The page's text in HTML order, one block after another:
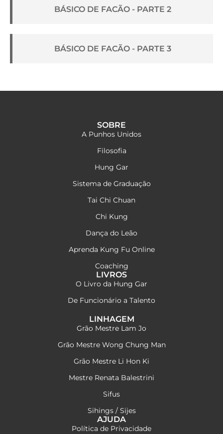
BÁSICO DE FACÃO - PARTE 2
BÁSICO DE FACÃO - PARTE 3
SOBRE
A Punhos Unidos
Filosofia
Hung Gar
Sistema de Graduação
Tai Chi Chuan
Chi Kung
Dança do Leão
Aprenda Kung Fu Online
Coaching
LIVROS
O Livro da Hung Gar
De Funcionário a Talento
LINHAGEM
Grão Mestre Lam Jo
Grão Mestre Wong Chung Man
Grão Mestre Li Hon Ki
Mestre Renata Balestrini
Sifus
Sihings / Sijes
AJUDA
Política de Privacidade